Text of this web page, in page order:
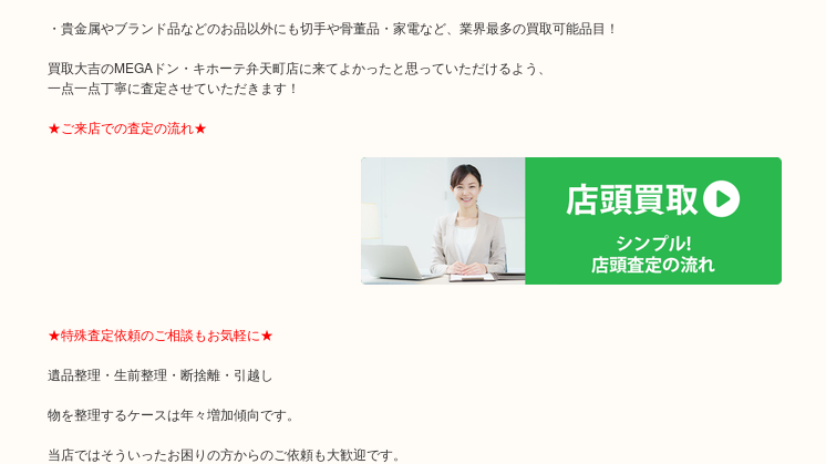
・貴金属やブランド品などのお品以外にも切手や骨董品・家電など、業界最多の買取可能品目！
買取大吉のMEGAドン・キホーテ弁天町店に来てよかったと思っていただけるよう、
一点一点丁寧に査定させていただきます！
★ご来店での査定の流れ★
★特殊査定依頼のご相談もお気軽に★
遺品整理・生前整理・断捨離・引越し
物を整理するケースは年々増加傾向です。
当店ではそういったお困りの方からのご依頼も大歓迎です。